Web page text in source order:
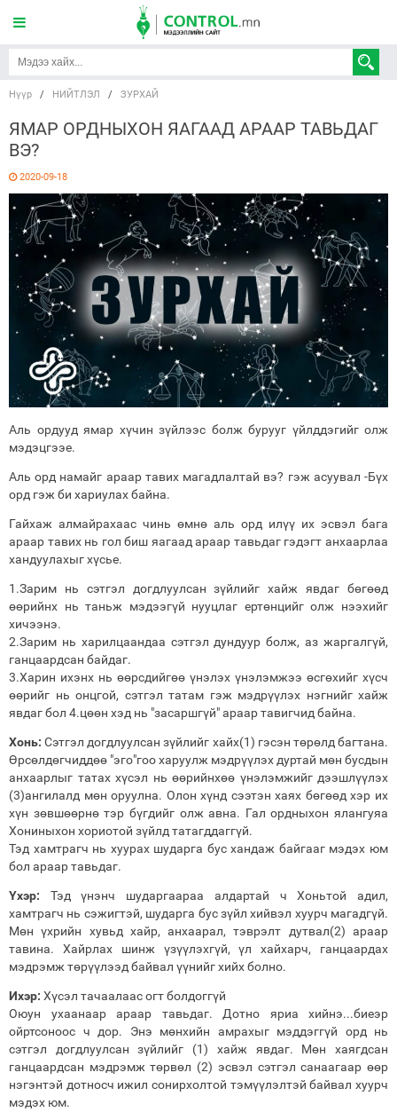
Нүүр / НИЙТЛЭЛ / ЗУРХАЙ
ЯМАР ОРДНЫХОН ЯАГААД АРААР ТАВЬДАГ
ВЭ?
2020-09-18
Аль ордууд ямар хүчин зүйлээс болж бурууг үйлддэгийг олж
мэдэцгээе.
Аль орд намайг араар тавих магадлалтай вэ? гэж асуувал -Бүх
орд гэж би хариулах байна.
Гайхаж алмайрахаас чинь өмнө аль орд илүү их эсвэл бага
араар тавих нь гол биш яагаад араар тавьдаг гэдэгт анхаарлаа
хандуулахыг хүсье.
1.Зарим нь сэтгэл догдлуулсан зүйлийг хайж явдаг бөгөөд
өөрийнх нь таньж мэдээгүй нууцлаг ертөнцийг олж нээхийг
хичээнэ.
2.Зарим нь харилцаандаа сэтгэл дундуур болж, аз жаргалгүй,
ганцаардсан байдаг.
3.Харин ихэнх нь өөрсдийгөө үнэлэх үнэлэмжээ өсгөхийг хүсч
өөрийг нь онцгой, сэтгэл татам гэж мэдрүүлэх нэгнийг хайж
явдаг бол 4.цөөн хэд нь "засаршгүй" араар тавигчид байна.
Хонь: Сэтгэл догдлуулсан зүйлийг хайх(1) гэсэн төрөлд багтана.
Өрсөлдөгчиддөө "эго"гоо харуулж мэдрүүлэх дуртай мөн бусдын
анхаарлыг татах хүсэл нь өөрийнхөө үнэлэмжийг дээшлүүлэх
(3)ангилалд мөн оруулна. Олон хүнд сээтэн хаях бөгөөд хэр их
хүн зөвшөөрнө тэр бүгдийг олж авна. Гал ордныхон ялангуяа
Хониныхон хориотой зүйлд татагддаггүй.
Тэд хамтрагч нь хуурах шударга бус хандаж байгааг мэдэх юм
бол араар тавьдаг.
Үхэр: Тэд үнэнч шударгаараа алдартай ч Хоньтой адил,
хамтрагч нь сэжигтэй, шударга бус зүйл хийвэл хуурч магадгүй.
Мөн үхрийн хувьд хайр, анхаарал, тэврэлт дутвал(2) араар
тавина. Хайрлах шинж үзүүлэхгүй, үл хайхарч, ганцаардах
мэдрэмж төрүүлээд байвал үүнийг хийх болно.
Ихэр: Хүсэл тачаалаас огт болдоггүй
Оюун ухаанаар араар тавьдаг. Дотно яриа хийнэ...биеэр
ойртсоноос ч дор. Энэ мөнхийн амрахыг мэддэггүй орд нь
сэтгэл догдлуулсан зүйлийг (1) хайж явдаг. Мөн хаягдсан
ганцаардсан мэдрэмж төрвөл (2) эсвэл сэтгэл санаагаар өөр
нэгэнтэй дотносч ижил сонирхолтой тэмүүлэлтэй байвал хуурч
мэдэх юм.